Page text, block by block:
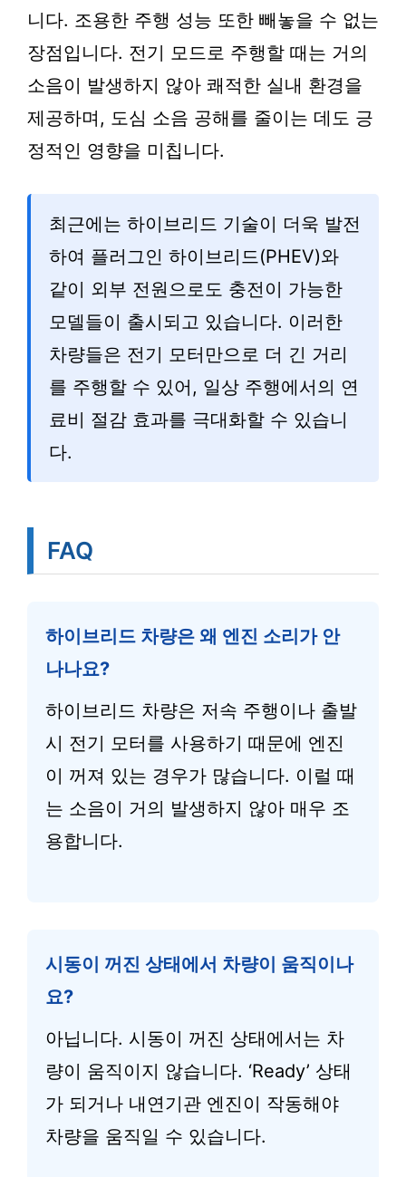
니다. 조용한 주행 성능 또한 빼놓을 수 없는
장점입니다. 전기 모드로 주행할 때는 거의
소음이 발생하지 않아 쾌적한 실내 환경을
제공하며, 도심 소음 공해를 줄이는 데도 긍
정적인 영향을 미칩니다.
최근에는 하이브리드 기술이 더욱 발전
하여 플러그인 하이브리드(PHEV)와
같이 외부 전원으로도 충전이 가능한
모델들이 출시되고 있습니다. 이러한
차량들은 전기 모터만으로 더 긴 거리
를 주행할 수 있어, 일상 주행에서의 연
료비 절감 효과를 극대화할 수 있습니
다.
FAQ
하이브리드 차량은 왜 엔진 소리가 안
나나요?
하이브리드 차량은 저속 주행이나 출발
시 전기 모터를 사용하기 때문에 엔진
이 꺼져 있는 경우가 많습니다. 이럴 때
는 소음이 거의 발생하지 않아 매우 조
용합니다.
시동이 꺼진 상태에서 차량이 움직이나
요?
아닙니다. 시동이 꺼진 상태에서는 차
량이 움직이지 않습니다. ‘Ready’ 상태
가 되거나 내연기관 엔진이 작동해야
차량을 움직일 수 있습니다.